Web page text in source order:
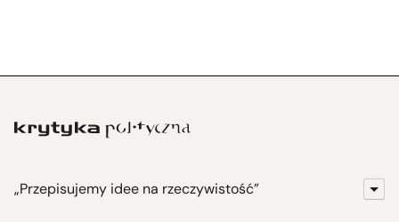
„Przepisujemy idee na rzeczywistość”